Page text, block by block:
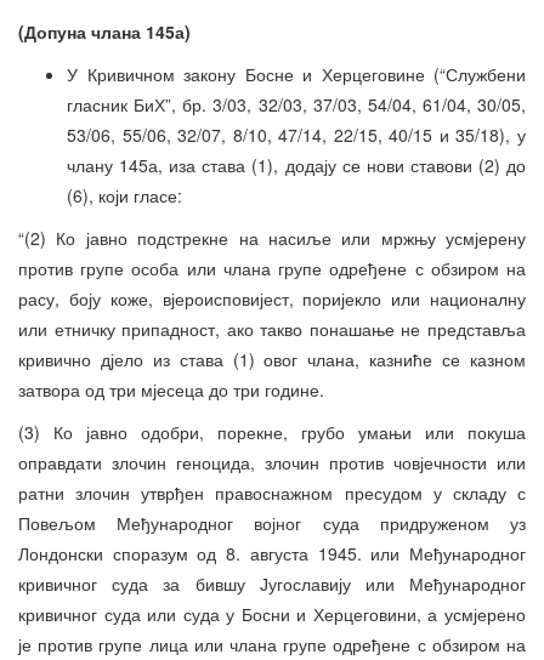
(Допуна члана 145а)
У Кривичном закону Босне и Херцеговине (“Службени
гласник БиХ”, бр. 3/03, 32/03, 37/03, 54/04, 61/04, 30/05,
53/06, 55/06, 32/07, 8/10, 47/14, 22/15, 40/15 и 35/18), у
члану 145а, иза става (1), додају се нови ставови (2) до
(6), који гласе:
“(2) Ко јавно подстрекне на насиље или мржњу усмјерену
против групе особа или члана групе одређене с обзиром на
расу, боју коже, вјероисповијест, поријекло или националну
или етничку припадност, ако такво понашање не представља
кривично дјело из става (1) овог члана, казниће се казном
затвора од три мјесеца до три године.
(3) Ко јавно одобри, порекне, грубо умањи или покуша
оправдати злочин геноцида, злочин против човјечности или
ратни злочин утврђен правоснажном пресудом у складу с
Повељом Међународног војног суда придруженом уз
Лондонски споразум од 8. августа 1945. или Међународног
кривичног суда за бившу Југославију или Међународног
кривичног суда или суда у Босни и Херцеговини, а усмјерено
је против групе лица или члана групе одређене с обзиром на